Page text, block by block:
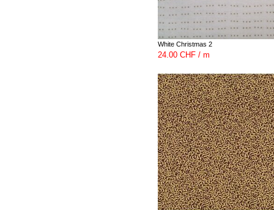
White Christmas 2
24.00 CHF / m